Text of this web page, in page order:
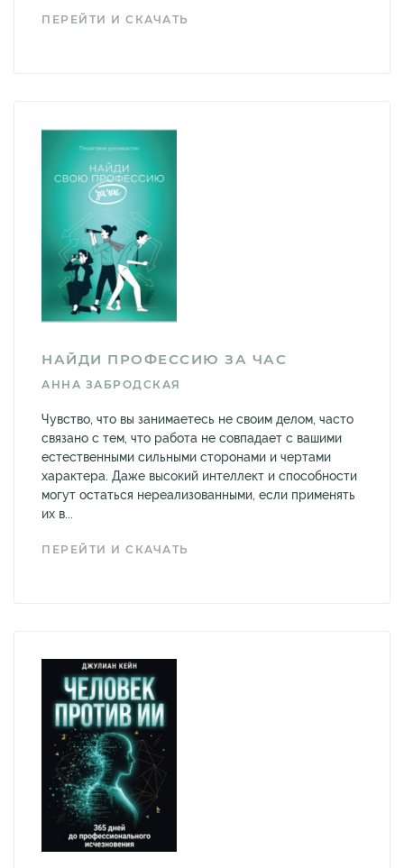
ПЕРЕЙТИ И СКАЧАТЬ
НАЙДИ ПРОФЕССИЮ ЗА ЧАС
АННА ЗАБРОДСКАЯ
Чувство, что вы занимаетесь не своим делом, часто
связано с тем, что работа не совпадает с вашими
естественными сильными сторонами и чертами
характера. Даже высокий интеллект и способности
могут остаться нереализованными, если применять
их в...
ПЕРЕЙТИ И СКАЧАТЬ